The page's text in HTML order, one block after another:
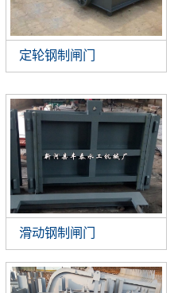
定轮钢制闸门
滑动钢制闸门